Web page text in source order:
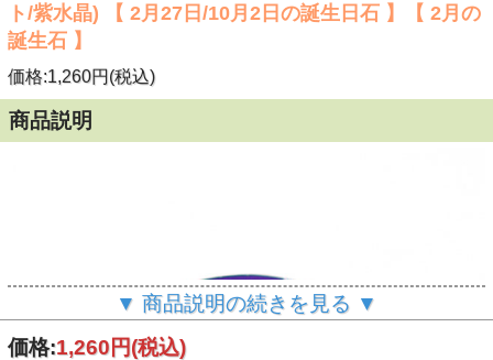
ト/紫水晶) 【 2月27日/10月2日の誕生日石 】【 2月の
誕生石 】
価格:1,260円(税込)
商品説明
▼ 商品説明の続きを見る ▼
価格:1,260円(税込)